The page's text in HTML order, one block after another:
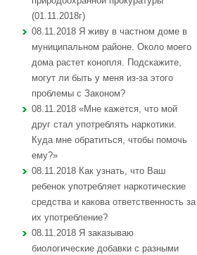
(01.11.2018г)
08.11.2018 Я живу в частном доме в
муниципальном районе. Около моего
дома растет конопля. Подскажите,
могут ли быть у меня из-за этого
проблемы с Законом?
08.11.2018 «Мне кажется, что мой
друг стал употреблять наркотики.
Куда мне обратиться, чтобы помочь
ему?»
08.11.2018 Как узнать, что Ваш
ребенок употребляет наркотические
средства и какова ответственность за
их употребление?
08.11.2018 Я заказываю
биологические добавки с разными